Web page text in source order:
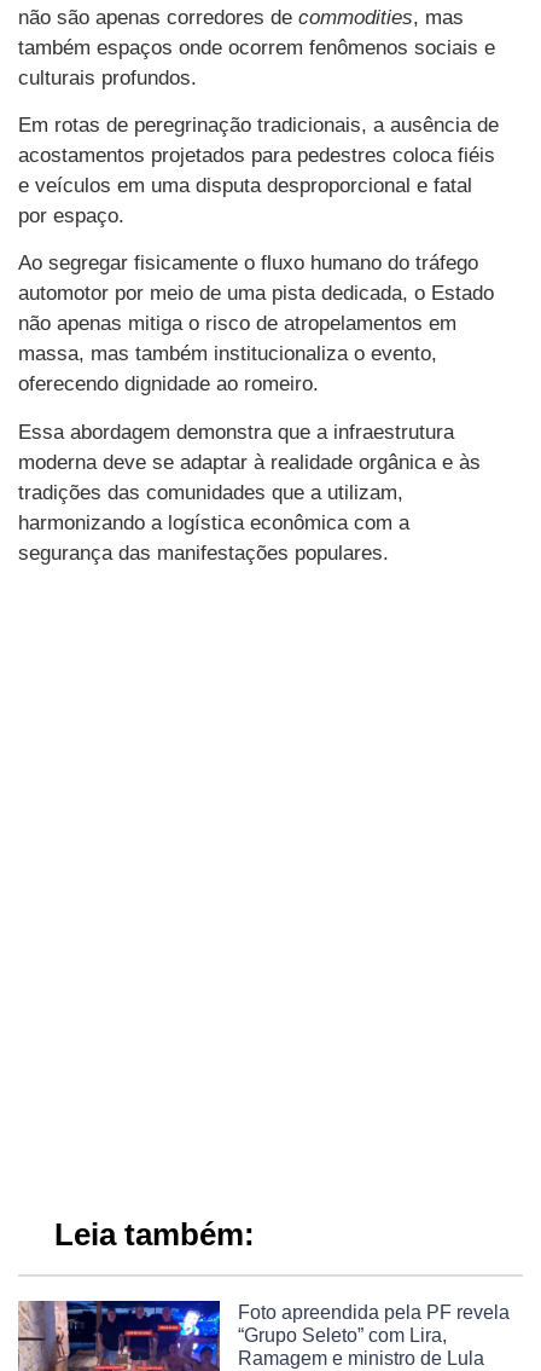
não são apenas corredores de commodities, mas
também espaços onde ocorrem fenômenos sociais e
culturais profundos.
Em rotas de peregrinação tradicionais, a ausência de
acostamentos projetados para pedestres coloca fiéis
e veículos em uma disputa desproporcional e fatal
por espaço.
Ao segregar fisicamente o fluxo humano do tráfego
automotor por meio de uma pista dedicada, o Estado
não apenas mitiga o risco de atropelamentos em
massa, mas também institucionaliza o evento,
oferecendo dignidade ao romeiro.
Essa abordagem demonstra que a infraestrutura
moderna deve se adaptar à realidade orgânica e às
tradições das comunidades que a utilizam,
harmonizando a logística econômica com a
segurança das manifestações populares.
Leia também:
Foto apreendida pela PF revela
“Grupo Seleto” com Lira,
Ramagem e ministro de Lula